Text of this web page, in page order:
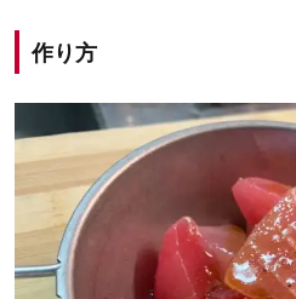
作り方